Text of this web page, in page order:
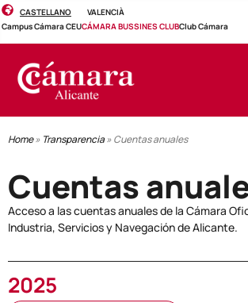
CASTELLANO
VALENCIÀ
Campus Cámara CEUCÁMARA BUSSINES CLUBClub Cámara
Home» Transparencia»Cuentas anuales
Cuentas
Acceso a las cuentas anuales de la Cámara
Industria, Servicios y Navegación de Alicante.
2025